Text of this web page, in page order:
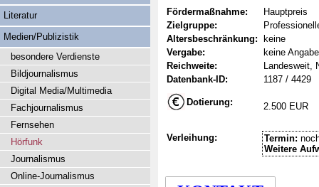
Fördermaßnahme:
Hauptpreis
Zielgruppe:
Altersbeschränkung:
keine
Vergabe:
keine Angabe
Reichweite:
Landesweit,
Datenbank-ID:
1187 / 4429
Dotierung: 2.500 EUR
Verleihung: Termin:
Weitere
Literatur
Medien/Publizistik
besondere Verdienste
Bildjournalismus
Digital Media/Multimedia
Fachjournalismus
Fernsehen
Hörfunk
Journalismus
Online-Journalismus